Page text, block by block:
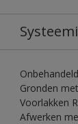
Gronden
Voorlakken
Afwerken